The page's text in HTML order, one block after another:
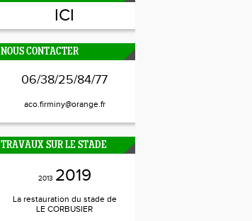
ICI
NOUS CONTACTER
06/38/25/84/77
aco.firminy@orange.fr
TRAVAUX SUR LE STADE
2013 2019
La restauration du stade de
LE CORBUSIER